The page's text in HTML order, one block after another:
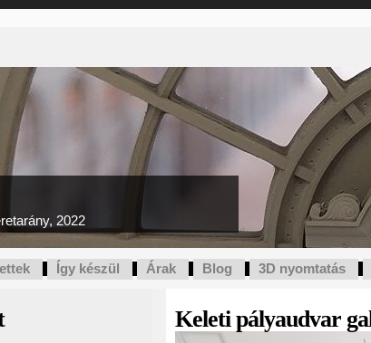
2022
Így készül Árak Blog 3D nyomtatás
Keleti pályaudvar